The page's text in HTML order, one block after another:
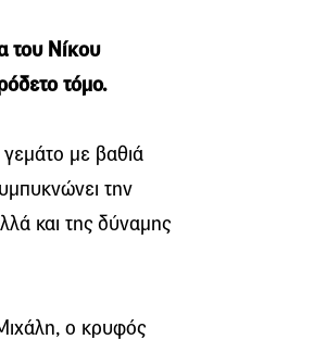
του Νίκου
τόμο.
με βαθιά
την
και της δύναμης
ο κρυφός